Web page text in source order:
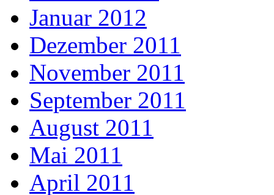
Januar 2012
Dezember 2011
November 2011
September 2011
August 2011
Mai 2011
April 2011